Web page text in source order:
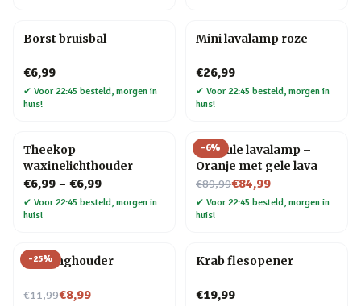
Borst bruisbal
€6,99
✔ Voor 22:45 besteld, morgen in
huis!
Mini lavalamp roze
€26,99
✔ Voor 22:45 besteld, morgen in
huis!
Theekop
waxinelichthouder
€6,99 – €6,99
✔ Voor 22:45 besteld, morgen in
huis!
-6%
Capsule lavalamp –
Oranje met gele lava
€89,99
Nu voor€84,99
✔ Voor 22:45 besteld, morgen in
huis!
-25%
Kat ringhouder
€11,99
Nu voor€8,99
Krab flesopener
€19,99